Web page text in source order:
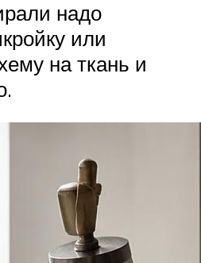
надо
или
на ткань и